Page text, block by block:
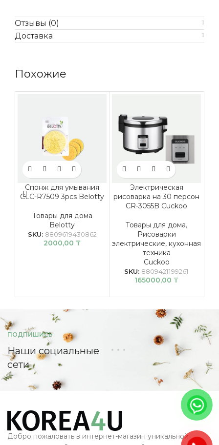
Отзывы (0)
Доставка
Похожие
Спонж для умывания
CLC-R7509 3pcs Belotty
Товары для дома
Belotty
SKU: 8809619430862
2000,00 ₸
Электрическая
рисоварка на 30 персон
CR-3055B Cuckoo
Товары для дома,
Рисоварки
электрические, кухонная
техника
Cuckoo
SKU: 8809421199261
165000,00 ₸
ПОДПИШИСЬ
Наши социальные
сети
Добро пожаловать в интернет-магазин уникальной